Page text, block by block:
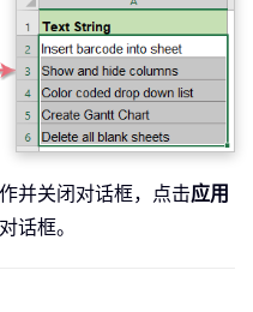
并关闭对话框，点击应用
话框。